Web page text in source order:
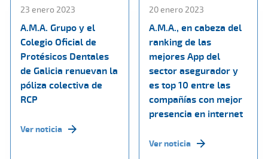
23 enero 2023
A.M.A. Grupo y el
Colegio Oficial de
Protésicos Dentales
de Galicia renuevan la
póliza colectiva de
RCP
Ver noticia
20 enero 2023
A.M.A., en cabeza del
ranking de las
mejores App del
sector asegurador y
es top 10 entre las
compañías con mejor
presencia en internet
Ver noticia